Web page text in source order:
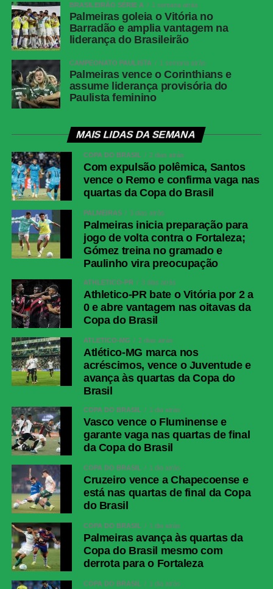
BRASILEIRÃO SÉRIE A 1 semana atrás
Palmeiras goleia o Vitória no
Barradão e amplia vantagem na
liderança do Brasileirão
CAMPEONATO PAULISTA 1 semana atrás
Palmeiras vence o Corinthians e
assume liderança provisória do
Paulista feminino
MAIS LIDAS DA SEMANA
COPA DO BRASIL 2 dias atrás
Com expulsão polêmica, Santos
vence o Remo e confirma vaga nas
quartas da Copa do Brasil
PALMEIRAS 3 dias atrás
Palmeiras inicia preparação para
jogo de volta contra o Fortaleza;
Gómez treina no gramado e
Paulinho vira preocupação
ATHLETICO-PR 3 dias atrás
Athletico-PR bate o Vitória por 2 a
0 e abre vantagem nas oitavas da
Copa do Brasil
ATLÉTICO-MG 2 dias atrás
Atlético-MG marca nos
acréscimos, vence o Juventude e
avança às quartas da Copa do
Brasil
COPA DO BRASIL 1 dia atrás
Vasco vence o Fluminense e
garante vaga nas quartas de final
da Copa do Brasil
COPA DO BRASIL 1 dia atrás
Cruzeiro vence a Chapecoense e
está nas quartas de final da Copa
do Brasil
COPA DO BRASIL 1 dia atrás
Palmeiras avança às quartas da
Copa do Brasil mesmo com
derrota para o Fortaleza
COPA DO BRASIL 1 dia atrás